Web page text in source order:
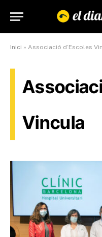
Inici » Associació d’Escoles
Vincula